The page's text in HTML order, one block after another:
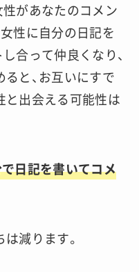
があなたのコメン
性に自分の日記を
合って仲良くなり、
と、お互いにすで
と出会える可能性は
日記を書いてコメ
減ります。